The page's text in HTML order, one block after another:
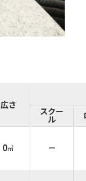
広さ
スクー
ル
0㎡ －